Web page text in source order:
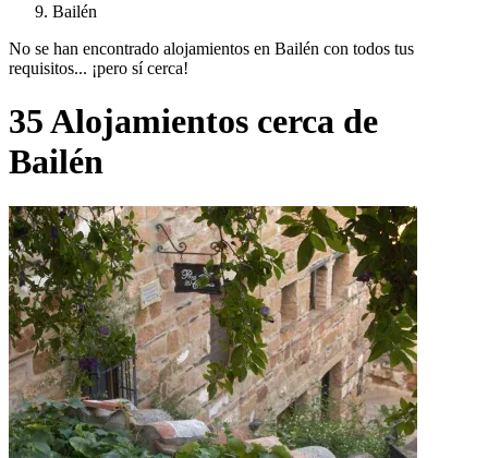
Bailén
No se han encontrado alojamientos en Bailén con todos tus
requisitos... ¡pero sí cerca!
35 Alojamientos cerca de
Bailén